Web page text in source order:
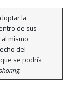
la
de sus
mismo
del
se podría